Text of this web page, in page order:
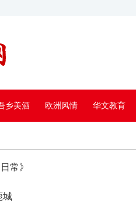
乡美酒 欧洲风情 华文教育
常》
城